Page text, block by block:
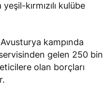
kırmızılı kulübe
kampında
gelen 250 bin
olan borçları